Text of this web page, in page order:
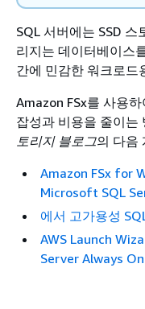
SQL 서버에는 SSD
리지는 데이터베이스
간에 민감한 워크로드
Amazon FSx를 사용
잡성과 비용을 줄이
토리지 블로그의 다음
Amazon FSx for
Microsoft SQL
에서 고가용성
AWS Launch
Server Always